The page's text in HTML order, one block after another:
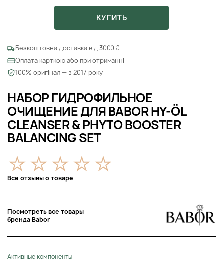
НАБОР ГИДРОФИЛЬНОЕ
ОЧИЩЕНИЕ ДЛЯ BABOR HY-ÖL
CLEANSER & PHYTO BOOSTER
BALANCING SET
Все отзывы о товаре
Посмотреть все товары
бренда Babor
Активные компоненты
КУПИТЬ
Безкоштовна доставка від 3000 ₴
Оплата карткою або при отриманні
100% оригінал — з 2017 року